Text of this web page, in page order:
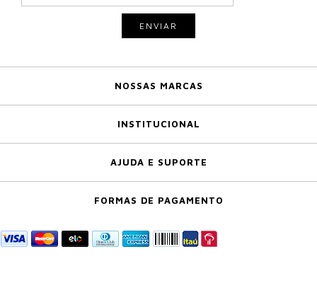
NOSSAS MARCAS
INSTITUCIONAL
AJUDA E SUPORTE
FORMAS DE PAGAMENTO